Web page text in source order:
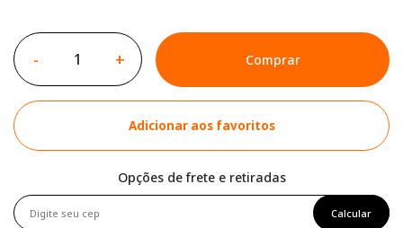
- + Comprar
Adicionar aos favoritos
Opções de frete e retiradas
Calcular